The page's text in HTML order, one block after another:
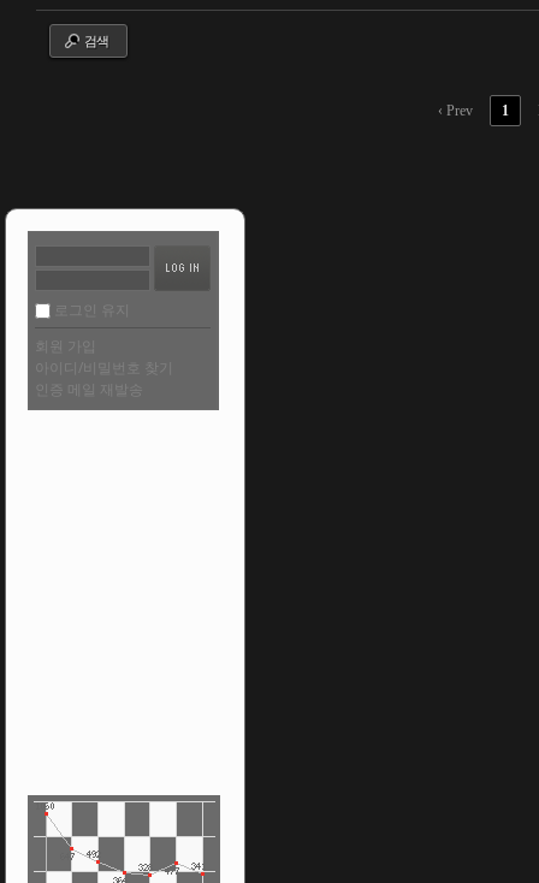
검색
‹ Prev 1
로그인 유지
회원 가입
아이디/비밀번호 찾기
인증 메일 재발송